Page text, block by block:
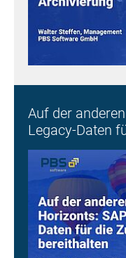
Auf der
Legacy-Daten